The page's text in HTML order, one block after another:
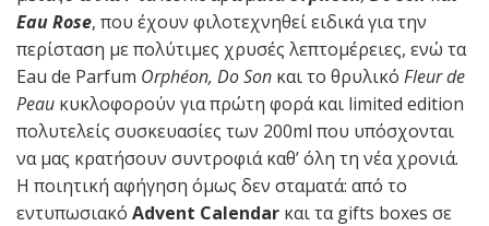
Eau Rose, που έχουν φιλοτεχνηθεί ειδικά για την
περίσταση με πολύτιμες χρυσές λεπτομέρειες, ενώ τα
Eau de Parfum Orphéon, Do Son και το θρυλικό Fleur de
Peau κυκλοφορούν για πρώτη φορά και limited edition
πολυτελείς συσκευασίες των 200ml που υπόσχονται
να μας κρατήσουν συντροφιά καθ’ όλη τη νέα χρονιά.
Η ποιητική αφήγηση όμως δεν σταματά: από το
εντυπωσιακό Advent Calendar και τα gifts boxes σε